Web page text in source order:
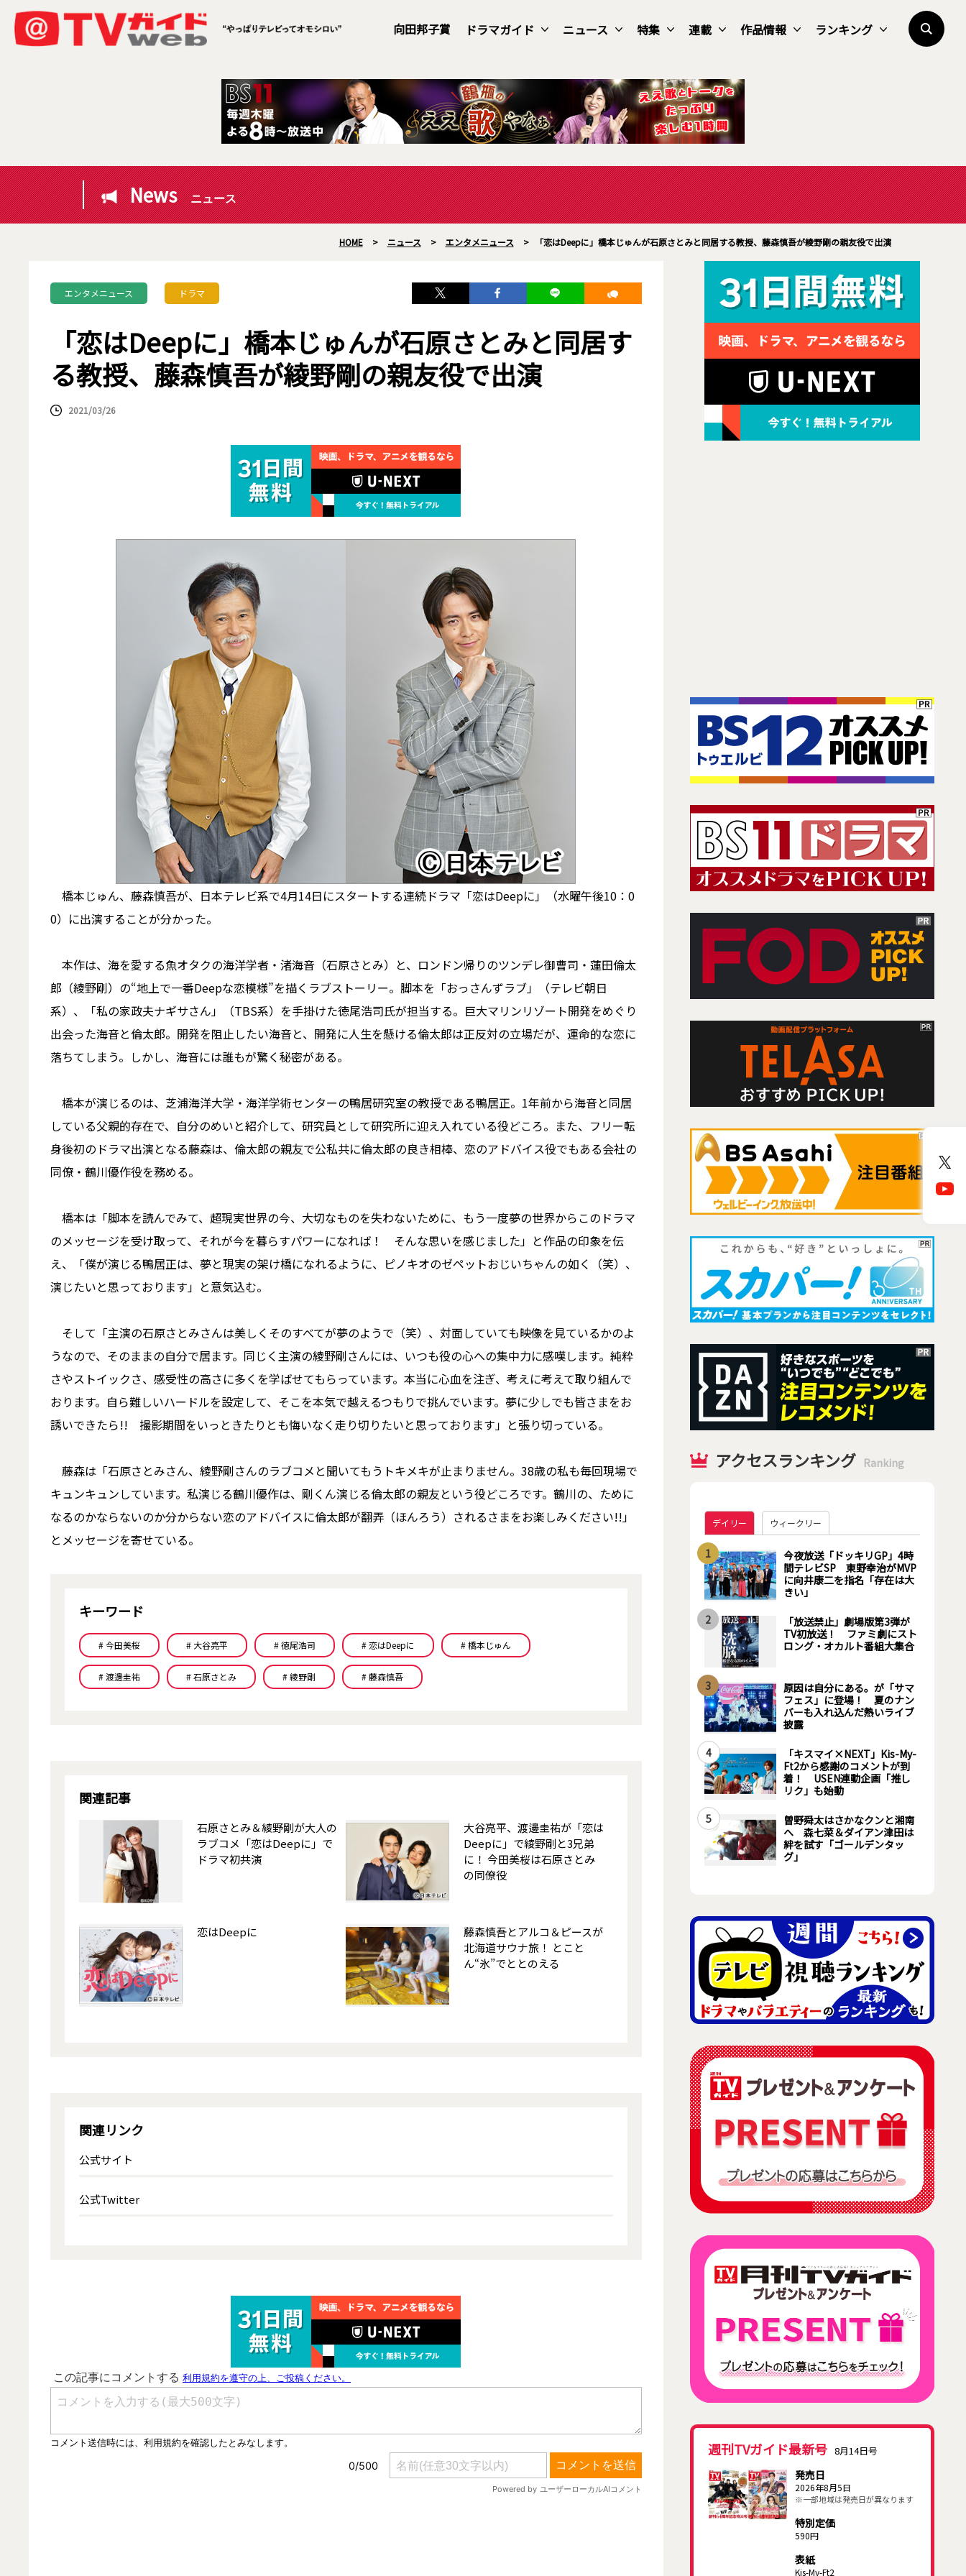
向田邦子賞 ドラマガイド ニュース 特集 連載 作品情報 ランキング
News ニュース
HOME > ニュース > エンタメニュース > 「恋はDeepに」橋本じゅんが石原さとみと同居する教授、藤森慎吾が綾野剛の親友役で出演
エンタメニュース ドラマ
「恋はDeepに」橋本じゅんが石原さとみと同居す
る教授、藤森慎吾が綾野剛の親友役で出演
2021/03/26
橋本じゅん、藤森慎吾が、日本テレビ系で4月14日にスタートする連続ドラマ「恋はDeepに」（水曜午後10：0
0）に出演することが分かった。
本作は、海を愛する魚オタクの海洋学者・渚海音（石原さとみ）と、ロンドン帰りのツンデレ御曹司・蓮田倫太
郎（綾野剛）の“地上で一番Deepな恋模様”を描くラブストーリー。脚本を「おっさんずラブ」（テレビ朝日
系）、「私の家政夫ナギサさん」（TBS系）を手掛けた徳尾浩司氏が担当する。巨大マリンリゾート開発をめぐり
出会った海音と倫太郎。開発を阻止したい海音と、開発に人生を懸ける倫太郎は正反対の立場だが、運命的な恋に
落ちてしまう。しかし、海音には誰もが驚く秘密がある。
橋本が演じるのは、芝浦海洋大学・海洋学術センターの鴨居研究室の教授である鴨居正。1年前から海音と同居
している父親的存在で、自分のめいと紹介して、研究員として研究所に迎え入れている役どころ。また、フリー転
身後初のドラマ出演となる藤森は、倫太郎の親友で公私共に倫太郎の良き相棒、恋のアドバイス役でもある会社の
同僚・鶴川優作役を務める。
橋本は「脚本を読んでみて、超現実世界の今、大切なものを失わないために、もう一度夢の世界からこのドラマ
のメッセージを受け取って、それが今を暮らすパワーになれば！ そんな思いを感じました」と作品の印象を伝
え、「僕が演じる鴨居正は、夢と現実の架け橋になれるように、ピノキオのゼペットおじいちゃんの如く（笑）、
演じたいと思っております」と意気込む。
そして「主演の石原さとみさんは美しくそのすべてが夢のようで（笑）、対面していても映像を見ているかのよ
うなので、そのままの自分で居ます。同じく主演の綾野剛さんには、いつも役の心への集中力に感嘆します。純粋
さやストイックさ、感受性の高さに多くを学ばせてもらっています。本当に心血を注ぎ、考えに考えて取り組んで
おります。自ら難しいハードルを設定して、そこを本気で越えるつもりで挑んでいます。夢に少しでも皆さまをお
誘いできたら!! 撮影期間をいっときたりとも悔いなく走り切りたいと思っております」と張り切っている。
藤森は「石原さとみさん、綾野剛さんのラブコメと聞いてもうトキメキが止まりません。38歳の私も毎回現場で
キュンキュンしています。私演じる鶴川優作は、剛くん演じる倫太郎の親友という役どころです。鶴川の、ために
なるのかならないのか分からない恋のアドバイスに倫太郎が翻弄（ほんろう）されるさまをお楽しみください!!」
とメッセージを寄せている。
キーワード
# 今田美桜 # 大谷亮平 # 徳尾浩司 # 恋はDeepに # 橋本じゅん
# 渡邊圭祐 # 石原さとみ # 綾野剛 # 藤森慎吾
関連記事
石原さとみ＆綾野剛が大人の
ラブコメ「恋はDeepに」で
ドラマ初共演
大谷亮平、渡邊圭祐が「恋は
Deepに」で綾野剛と3兄弟
に！ 今田美桜は石原さとみ
の同僚役
恋はDeepに
藤森慎吾とアルコ＆ピースが
北海道サウナ旅！ とこと
ん“氷”でととのえる
関連リンク
公式サイト
公式Twitter
アクセスランキング Ranking
デイリー ウィークリー
1
今夜放送「ドッキリGP」4時
間テレビSP 東野幸治がMVP
に向井康二を指名「存在は大
きい」
2
「放送禁止」劇場版第3弾が
TV初放送！ ファミ劇にスト
ロング・オカルト番組大集合
3
原因は自分にある。が「サマ
フェス」に登場！ 夏のナン
バーも入れ込んだ熱いライブ
披露
4
「キスマイ×NEXT」Kis-My-
Ft2から感謝のコメントが到
着！ USEN連動企画「推し
リク」も始動
5
曽野舜太はさかなクンと湘南
へ 森七菜＆ダイアン津田は
絆を試す「ゴールデンタッ
グ」
週刊TVガイド最新号 8月14日号
発売日
2026年8月5日
※一部地域は発売日が異なります
特別定価
590円
表紙
Kis-My-Ft2